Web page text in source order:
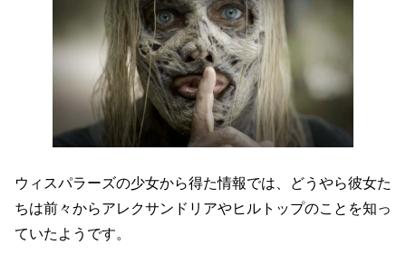
ウィスパラーズの少女から得た情報では、どうやら彼女た
ちは前々からアレクサンドリアやヒルトップのことを知っ
ていたようです。